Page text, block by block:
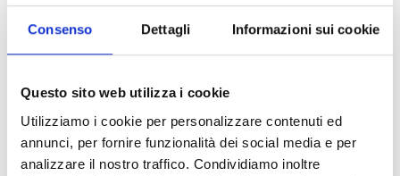
Consenso Dettagli Informazioni sui cookie
Questo sito web utilizza i cookie
Utilizziamo i cookie per personalizzare contenuti ed
annunci, per fornire funzionalità dei social media e per
analizzare il nostro traffico. Condividiamo inoltre
Come richiedere il conferimento
una e-mail a:
servizioclienti@ambienteservizi.net
indicando: